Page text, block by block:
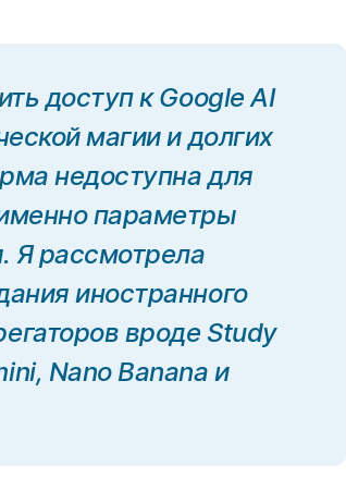
доступ к Google AI
магии и долгих
недоступна для
параметры
Я рассмотрела
иностранного
вроде Study
Nano Banana и